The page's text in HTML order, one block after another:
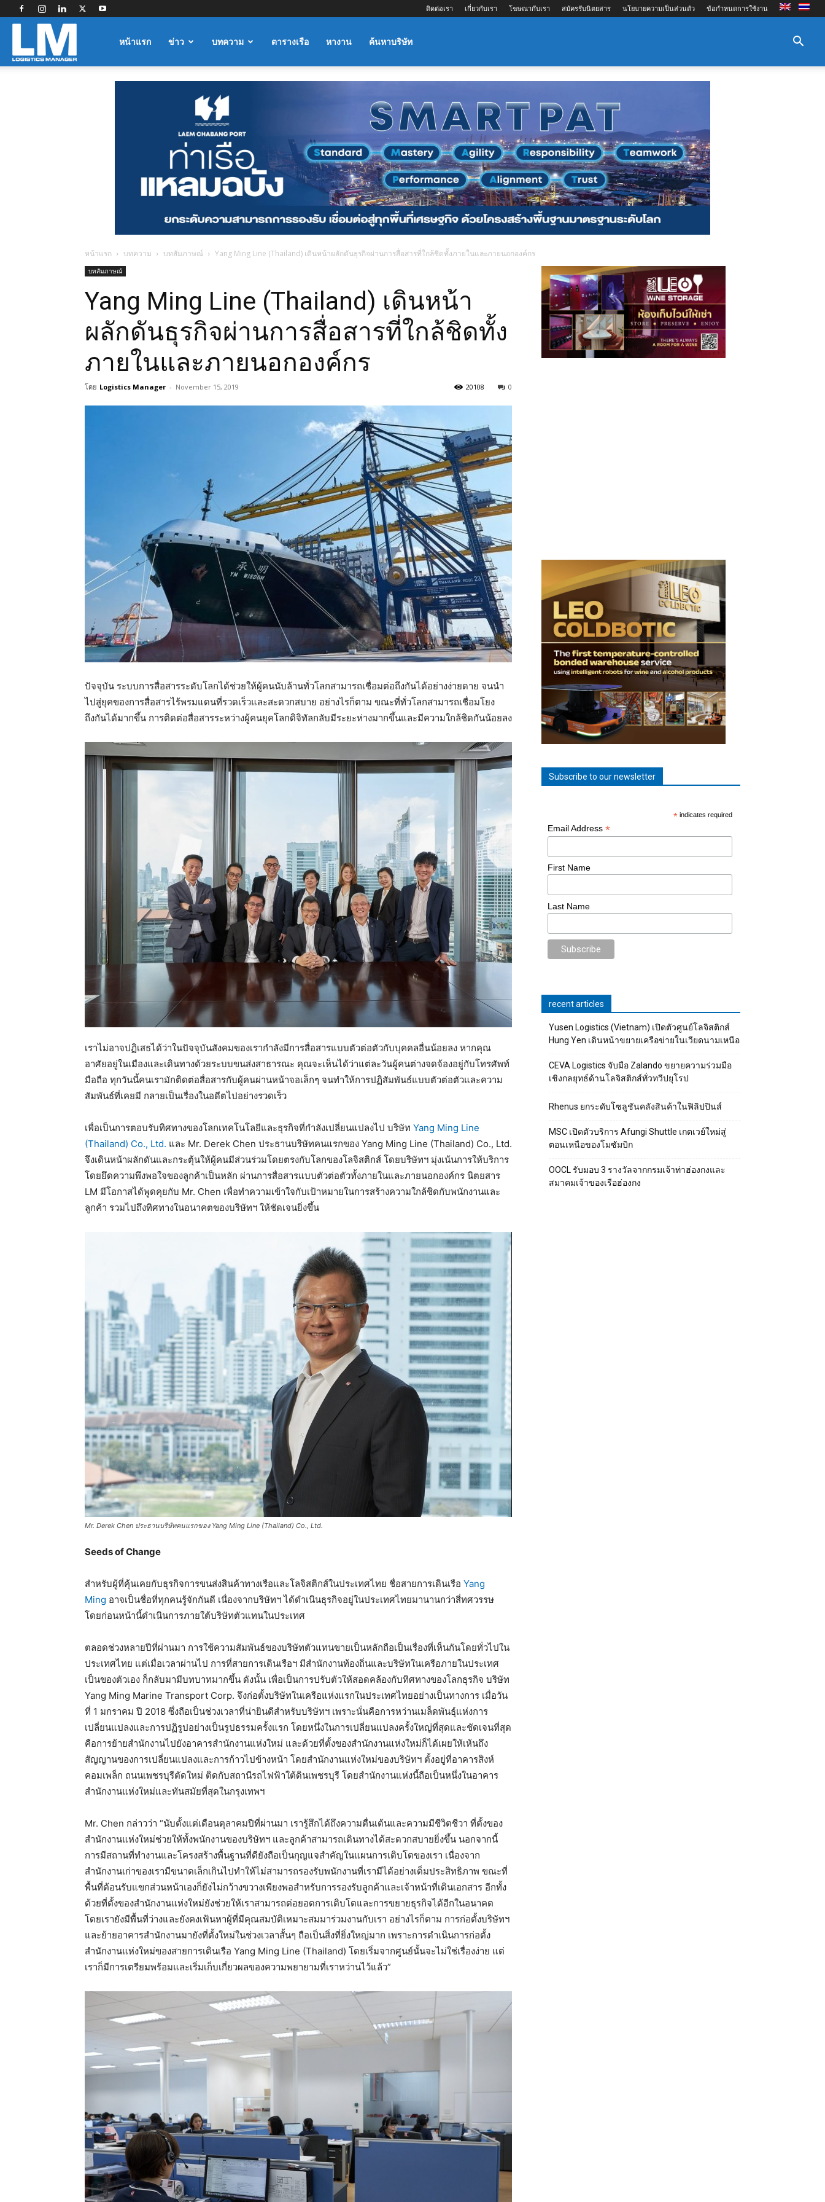
ติดต่อเรา เกี่ยวกับเรา โฆษณากับเรา สมัครรับนิตยสาร นโยบายความเป็นส่วนตัว ข้อกำหนดการใช้งาน
Logisticsหน้าแรก ข่าว บทความ ตารางเรือ หางาน ค้นหาบริษัท
หน้าแรก บทความ บทสัมภาษณ์ Yang Ming Line (Thailand) เดินหน้าผลักดันธุรกิจผ่านการสื่อสารที่ใกล้ชิดทั้งภายในและภายนอกองค์กร
บทสัมภาษณ์
Yang Ming Line (Thailand) เดินหน้า
ผลักดันธุรกิจผ่านการสื่อสารที่ใกล้ชิดทั้ง
ภายในและภายนอกองค์กร
โดย Logistics Manager - November 15, 2019 0
20108
ปัจจุบัน ระบบการสื่อสารระดับโลกได้ช่วยให้ผู้คนนับล้านทั่วโลกสามารถเชื่อมต่อถึงกันได้อย่างง่ายดาย จนนำ
ไปสู่ยุคของการสื่อสารไร้พรมแดนที่รวดเร็วและสะดวกสบาย อย่างไรก็ตาม ขณะที่ทั่วโลกสามารถเชื่อมโยง
ถึงกันได้มากขึ้น การติดต่อสื่อสารระหว่างผู้คนยุคโลกดิจิทัลกลับมีระยะห่างมากขึ้นและมีความใกล้ชิดกันน้อยลง
เราไม่อาจปฏิเสธได้ว่าในปัจจุบันสังคมของเรากำลังมีการสื่อสารแบบตัวต่อตัวกับบุคคลอื่นน้อยลง หากคุณ
อาศัยอยู่ในเมืองและเดินทางด้วยระบบขนส่งสาธารณะ คุณจะเห็นได้ว่าแต่ละวันผู้คนต่างจดจ้องอยู่กับโทรศัพท์
มือถือ ทุกวันนี้คนเรามักติดต่อสื่อสารกับผู้คนผ่านหน้าจอเล็กๆ จนทำให้การปฏิสัมพันธ์แบบตัวต่อตัวและความ
สัมพันธ์ที่เคยมี กลายเป็นเรื่องในอดีตไปอย่างรวดเร็ว
เพื่อเป็นการตอบรับทิศทางของโลกเทคโนโลยีและธุรกิจที่กำลังเปลี่ยนแปลงไป บริษัท Yang Ming Line
(Thailand) Co., Ltd. และ Mr. Derek Chen ประธานบริษัทคนแรกของ Yang Ming Line (Thailand) Co., Ltd.
จึงเดินหน้าผลักดันและกระตุ้นให้ผู้คนมีส่วนร่วมโดยตรงกับโลกของโลจิสติกส์ โดยบริษัทฯ มุ่งเน้นการให้บริการ
โดยยึดความพึงพอใจของลูกค้าเป็นหลัก ผ่านการสื่อสารแบบตัวต่อตัวทั้งภายในและภายนอกองค์กร นิตยสาร
LM มีโอกาสได้พูดคุยกับ Mr. Chen เพื่อทำความเข้าใจกับเป้าหมายในการสร้างความใกล้ชิดกับพนักงานและ
ลูกค้า รวมไปถึงทิศทางในอนาคตของบริษัทฯ ให้ชัดเจนยิ่งขึ้น
Mr. Derek Chen ประธานบริษัทคนแรกของ Yang Ming Line (Thailand) Co., Ltd.
Seeds of Change
สำหรับผู้ที่คุ้นเคยกับธุรกิจการขนส่งสินค้าทางเรือและโลจิสติกส์ในประเทศไทย ชื่อสายการเดินเรือ Yang
Ming อาจเป็นชื่อที่ทุกคนรู้จักกันดี เนื่องจากบริษัทฯ ได้ดำเนินธุรกิจอยู่ในประเทศไทยมานานกว่าสี่ทศวรรษ
โดยก่อนหน้านี้ดำเนินการภายใต้บริษัทตัวแทนในประเทศ
ตลอดช่วงหลายปีที่ผ่านมา การใช้ความสัมพันธ์ของบริษัทตัวแทนขายเป็นหลักถือเป็นเรื่องที่เห็นกันโดยทั่วไปใน
ประเทศไทย แต่เมื่อเวลาผ่านไป การที่สายการเดินเรือฯ มีสำนักงานท้องถิ่นและบริษัทในเครือภายในประเทศ
เป็นของตัวเอง ก็กลับมามีบทบาทมากขึ้น ดังนั้น เพื่อเป็นการปรับตัวให้สอดคล้องกับทิศทางของโลกธุรกิจ บริษัท
Yang Ming Marine Transport Corp. จึงก่อตั้งบริษัทในเครือแห่งแรกในประเทศไทยอย่างเป็นทางการ เมื่อวัน
ที่ 1 มกราคม ปี 2018 ซึ่งถือเป็นช่วงเวลาที่น่ายินดีสำหรับบริษัทฯ เพราะนั่นคือการหว่านเมล็ดพันธุ์แห่งการ
เปลี่ยนแปลงและการปฏิรูปอย่างเป็นรูปธรรมครั้งแรก โดยหนึ่งในการเปลี่ยนแปลงครั้งใหญ่ที่สุดและชัดเจนที่สุด
คือการย้ายสำนักงานไปยังอาคารสำนักงานแห่งใหม่ และด้วยที่ตั้งของสำนักงานแห่งใหม่ก็ได้เผยให้เห้นถึง
สัญญานของการเปลี่ยนแปลงและการก้าวไปข้างหน้า โดยสำนักงานแห่งใหม่ของบริษัทฯ ตั้งอยู่ที่อาคารสิงห์
คอมเพล็ก ถนนเพชรบุรีตัดใหม่ ติดกับสถานีรถไฟฟ้าใต้ดินเพชรบุรี โดยสำนักงานแห่งนี้ถือเป็นหนึ่งในอาคาร
สำนักงานแห่งใหม่และทันสมัยที่สุดในกรุงเทพฯ
Mr. Chen กล่าวว่า “นับตั้งแต่เดือนตุลาคมปีที่ผ่านมา เรารู้สึกได้ถึงความตื่นเต้นและความมีชีวิตชีวา ที่ตั้งของ
สำนักงานแห่งใหม่ช่วยให้ทั้งพนักงานของบริษัทฯ และลูกค้าสามารถเดินทางได้สะดวกสบายยิ่งขึ้น นอกจากนี้
การมีสถานที่ทำงานและโครงสร้างพื้นฐานที่ดียังถือเป็นกุญแจสำคัญในแผนการเติบโตของเรา เนื่องจาก
สำนักงานเก่าของเรามีขนาดเล็กเกินไปทำให้ไม่สามารถรองรับพนักงานที่เรามีได้อย่างเต็มประสิทธิภาพ ขณะที่
พื้นที่ต้อนรับแขกส่วนหน้าเองก็ยังไม่กว้างขวางเพียงพอสำหรับการรองรับลูกค้าและเจ้าหน้าที่เดินเอกสาร อีกทั้ง
ด้วยที่ตั้งของสำนักงานแห่งใหม่ยังช่วยให้เราสามารถต่อยอดการเติบโตและการขยายธุรกิจได้อีกในอนาคต
โดยเรายังมีพื้นที่ว่างและยังคงเฟ้นหาผู้ที่มีคุณสมบัติเหมาะสมมาร่วมงานกับเรา อย่างไรก็ตาม การก่อตั้งบริษัทฯ
และย้ายอาคารสำนักงานมายังที่ตั้งใหม่ในช่วงเวลาสั้นๆ ถือเป็นสิ่งที่ยิ่งใหญ่มาก เพราะการดำเนินการก่อตั้ง
สำนักงานแห่งใหม่ของสายการเดินเรือ Yang Ming Line (Thailand) โดยเริ่มจากศูนย์นั้นจะไม่ใช่เรื่องง่าย แต่
เราก็มีการเตรียมพร้อมและเริ่มเก็บเกี่ยวผลของความพยายามที่เราหว่านไว้แล้ว”
Subscribe to our newsletter
* indicates required
Email Address *
First Name
Last Name
recent articles
Yusen Logistics (Vietnam) เปิดตัวศูนย์โลจิสติกส์
Hung Yen เดินหน้าขยายเครือข่ายในเวียดนามเหนือ
CEVA Logistics จับมือ Zalando ขยายความร่วมมือ
เชิงกลยุทธ์ด้านโลจิสติกส์ทั่วทวีปยุโรป
Rhenus ยกระดับโซลูชันคลังสินค้าในฟิลิปปินส์
MSC เปิดตัวบริการ Afungi Shuttle เกตเวย์ใหม่สู่
ตอนเหนือของโมซัมบิก
OOCL รับมอบ 3 รางวัลจากกรมเจ้าท่าฮ่องกงและ
สมาคมเจ้าของเรือฮ่องกง